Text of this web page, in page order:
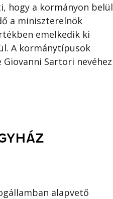
hogy a kormányon belül
a miniszterelnök
emelkedik ki
A kormánytípusok
Sartori nevéhez
alapvető